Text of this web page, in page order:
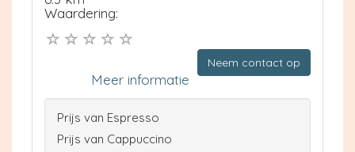
Waardering:
Neem contact op
Meer informatie
Prijs van Espresso
Prijs van Cappuccino